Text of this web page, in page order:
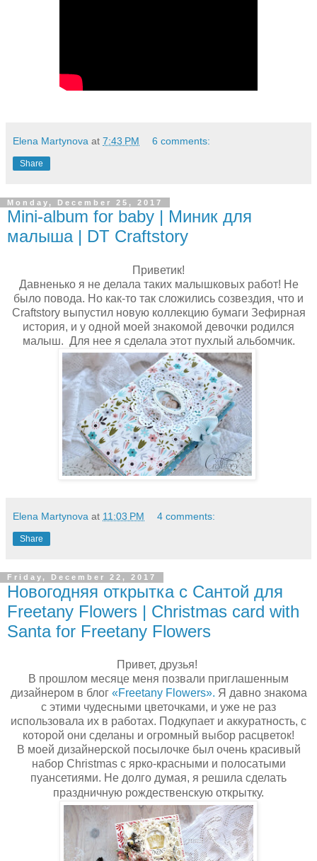
Elena Martynova at 7:43 PM 6 comments:
Share
Monday, December 25, 2017
Mini-album for baby | Миник для
малыша | DT Craftstory
Приветик!
Давненько я не делала таких малышковых работ! Не
было повода. Но как-то так сложились созвездия, что и
Craftstory выпустил новую коллекцию бумаги Зефирная
история, и у одной моей знакомой девочки родился
малыш. Для нее я сделала этот пухлый альбомчик.
Elena Martynova at 11:03 PM 4 comments:
Share
Friday, December 22, 2017
Новогодняя открытка с Сантой для
Freetany Flowers | Christmas card with
Santa for Freetany Flowers
Привет, друзья!
В прошлом месяце меня позвали приглашенным
дизайнером в блог «Freetany Flowers». Я давно знакома
с этими чудесными цветочками, и уже не раз
использовала их в работах. Подкупает и аккуратность, с
которой они сделаны и огромный выбор расцветок!
В моей дизайнерской посылочке был очень красивый
набор Christmas с ярко-красными и полосатыми
пуансетиями. Не долго думая, я решила сделать
праздничную рождественскую открытку.